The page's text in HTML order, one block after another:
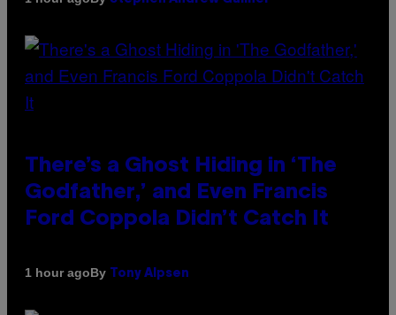
There’s a Ghost Hiding in ‘The
Godfather,’ and Even Francis
Ford Coppola Didn’t Catch It
1 hour agoBy Tony Alpsen